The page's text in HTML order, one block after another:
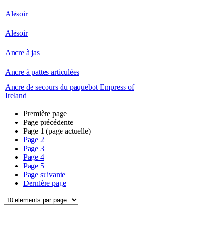
Alésoir
Alésoir
Ancre à jas
Ancre à pattes articulées
Ancre de secours du paquebot Empress of
Ireland
Première page
Page précédente
Page 1 (page actuelle)
Page 2
Page 3
Page 4
Page 5
Page suivante
Dernière page